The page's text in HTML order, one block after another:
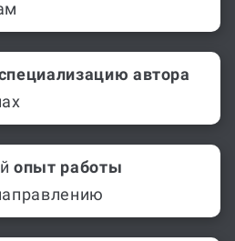
автора
опыт работы